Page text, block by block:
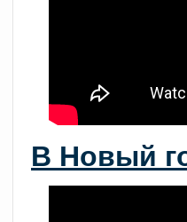
В Новый